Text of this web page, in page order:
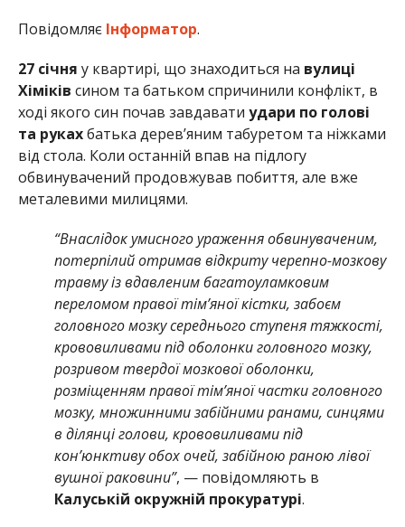
Повідомляє Інформатор.
27 січня у квартирі, що знаходиться на вулиці
Хіміків сином та батьком спричинили конфлікт, в
ході якого син почав завдавати удари по голові
та рукахбатька дерев’яним табуретом та ніжками
від стола. Коли останній впав на підлогу
обвинувачений продовжував побиття, але вже
металевими милицями.
“Внаслідок умисного ураження обвинуваченим,
потерпілий отримав відкриту черепно-мозкову
травму із вдавленим багатоуламковим
переломом правої тім’яної кістки, забоєм
головного мозку середнього ступеня тяжкості,
крововиливами під оболонки головного мозку,
розривом твердої мозкової оболонки,
розміщенням правої тім’яної частки головного
мозку, множинними забійними ранами, синцями
в ділянці голови, крововиливами під
кон’юнктиву обох очей, забійною раною лівої
вушної раковини”, — повідомляють в
Калуській окружній прокуратурі.